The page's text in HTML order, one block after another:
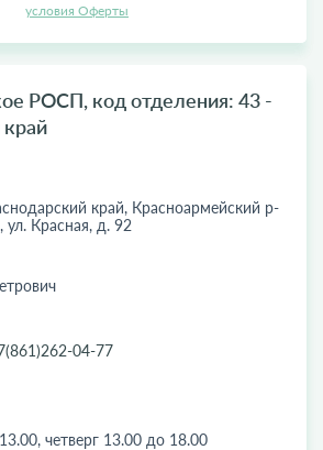
условия Оферты
РОСП, код отделения: 43 -
край, Красноармейский р-
ул. Красная, д. 92
04-77
четверг 13.00 до 18.00